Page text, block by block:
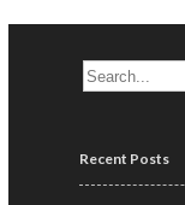
Recent Posts